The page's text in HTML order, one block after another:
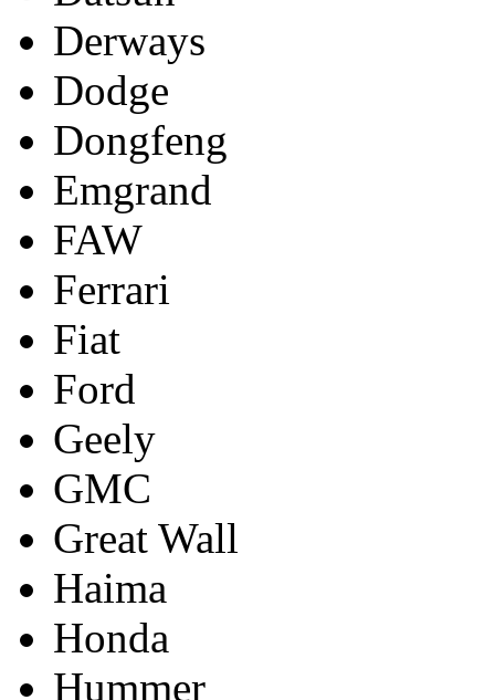
Derways
Dodge
Dongfeng
Emgrand
FAW
Ferrari
Fiat
Ford
Geely
GMC
Great Wall
Haima
Honda
Hummer